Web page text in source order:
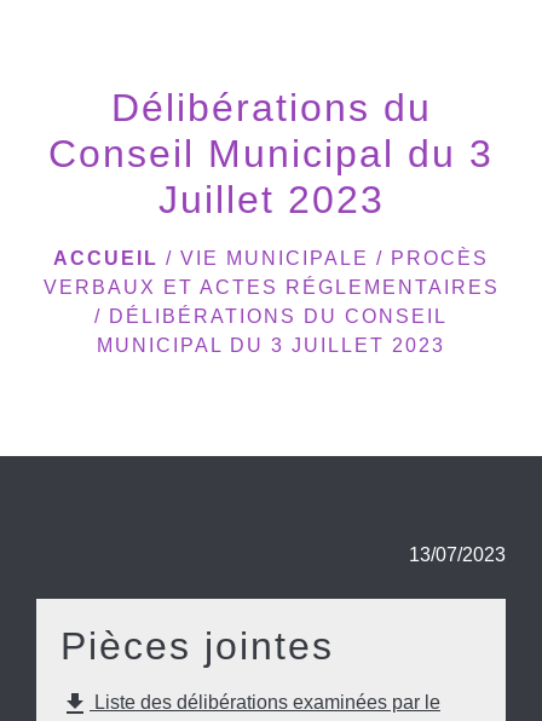
Délibérations du
Conseil Municipal du 3
Juillet 2023
ACCUEIL / VIE MUNICIPALE / PROCÈS
VERBAUX ET ACTES RÉGLEMENTAIRES
/ DÉLIBÉRATIONS DU CONSEIL
MUNICIPAL DU 3 JUILLET 2023
13/07/2023
Pièces jointes
file_download
Liste des délibérations examinées par le